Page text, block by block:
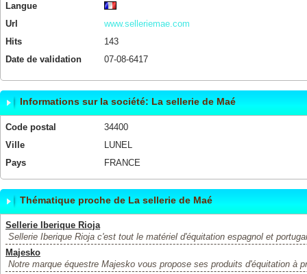
Langue
Url
www.selleriemae.com
Hits
143
Date de validation
07-08-6417
Informations sur la société: La sellerie de Maé
Code postal
34400
Ville
LUNEL
Pays
FRANCE
Thématique proche de La sellerie de Maé
Sellerie Iberique Rioja
Sellerie Iberique Rioja c'est tout le matériel d'équitation espagnol et
Majesko
Notre marque équestre Majesko vous propose ses produits d'équitation à